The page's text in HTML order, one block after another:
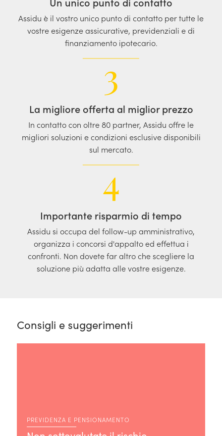
Assidu è il vostro unico punto di contatto per tutte le
vostre esigenze assicurative, previdenziali e di
finanziamento ipotecario.
3
La migliore offerta al miglior prezzo
In contatto con oltre 80 partner, Assidu offre le
migliori soluzioni e condizioni esclusive disponibili
sul mercato.
4
Importante risparmio di tempo
Assidu si occupa del follow-up amministrativo,
organizza i concorsi d'appalto ed effettua i
confronti. Non dovete far altro che scegliere la
soluzione più adatta alle vostre esigenze.
Consigli e suggerimenti
PREVIDENZA E PENSIONAMENTO